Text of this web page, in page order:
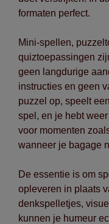
formaten perfect.
Mini-spellen,
quiztoepassingen
geen langdurige
instructies en geen
puzzel op, speelt
spel, en je hebt
voor momenten
wanneer je bagage
De essentie is om
opleveren in plaats
denkspelletjes,
kunnen je humeur